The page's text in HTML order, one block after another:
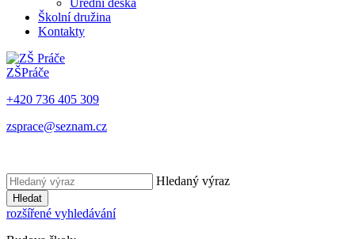
Úřední deska
Školní družina
Kontakty
ZŠPráče
+420 736 405 309
zsprace@seznam.cz
Hledaný výraz
Hledat
rozšířené vyhledávání